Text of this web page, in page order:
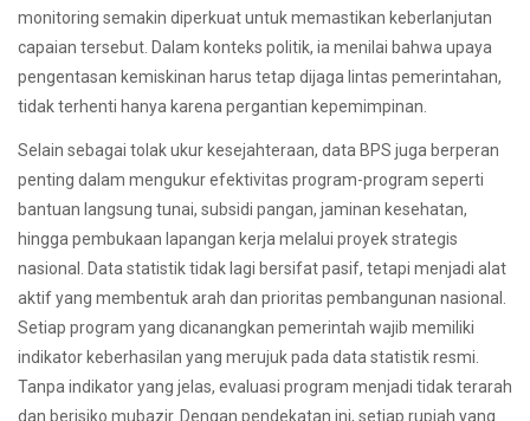
monitoring semakin diperkuat untuk memastikan keberlanjutan
capaian tersebut. Dalam konteks politik, ia menilai bahwa upaya
pengentasan kemiskinan harus tetap dijaga lintas pemerintahan,
tidak terhenti hanya karena pergantian kepemimpinan.
Selain sebagai tolak ukur kesejahteraan, data BPS juga berperan
penting dalam mengukur efektivitas program-program seperti
bantuan langsung tunai, subsidi pangan, jaminan kesehatan,
hingga pembukaan lapangan kerja melalui proyek strategis
nasional. Data statistik tidak lagi bersifat pasif, tetapi menjadi alat
aktif yang membentuk arah dan prioritas pembangunan nasional.
Setiap program yang dicanangkan pemerintah wajib memiliki
indikator keberhasilan yang merujuk pada data statistik resmi.
Tanpa indikator yang jelas, evaluasi program menjadi tidak terarah
dan berisiko mubazir. Dengan pendekatan ini, setiap rupiah yang